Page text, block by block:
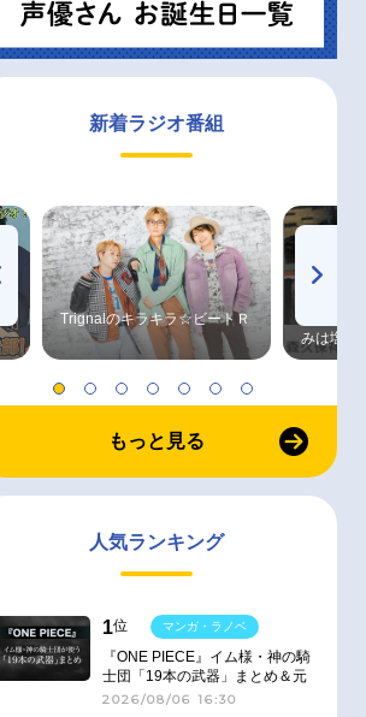
新着ラジオ番組
Trignalのキラキラ☆ビートＲ
みは塩だけ
もっと見る
人気ランキング
1位
『ONE PIECE』イム様・神の騎
士団「19本の武器」まとめ＆元
ネタ
2026/08/06 16:30
マンガ・ラノベ